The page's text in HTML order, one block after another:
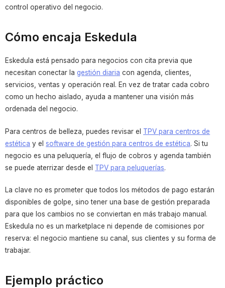
control operativo del negocio.
Cómo encaja Eskedula
Eskedula está pensado para negocios con cita previa que
necesitan conectar lagestión diaria con agenda, clientes,
servicios, ventas y operación real. En vez de tratar cada cobro
como un hecho aislado, ayuda a mantener una visión más
ordenada del negocio.
Para centros de belleza, puedes revisar el TPV para centros de
estética y elsoftware de gestión para centros de estética. Si tu
negocio es una peluquería, el flujo de cobros y agenda también
se puede aterrizar desde el TPV para peluquerías.
La clave no es prometer que todos los métodos de pago estarán
disponibles de golpe, sino tener una base de gestión preparada
para que los cambios no se conviertan en más trabajo manual.
Eskedula no es un marketplace ni depende de comisiones por
reserva: el negocio mantiene su canal, sus clientes y su forma de
trabajar.
Ejemplo práctico